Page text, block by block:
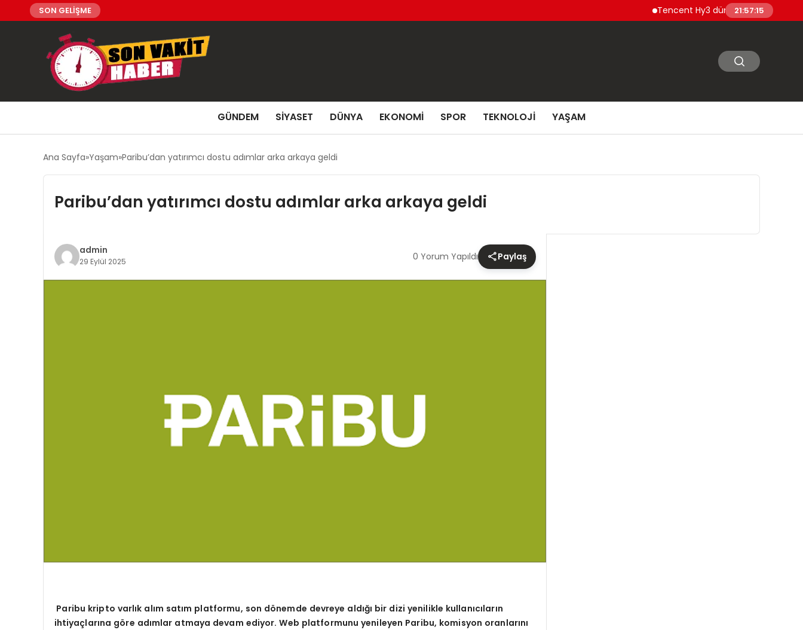
SON GELİŞME Tencent Hy3 dünya genelinde
21:57:16
GÜNDEM SIYASET DÜNYA EKONOMI SPOR TEKNOLOJI YAŞAM
Ana Sayfa Yaşam Paribu’dan yatırımcı dostu adımlar arka arkaya geldi
Paribu’dan yatırımcı dostu adımlar arka arkaya geldi
admin
29 Eylül 2025 0 Yorum Yapıldı Paylaş
Paribu kripto varlık alım satım platformu, son dönemde devreye aldığı bir dizi yenilikle kullanıcıların
ihtiyaçlarına göre adımlar atmaya devam ediyor. Web platformunu yenileyen Paribu, komisyon oranlarını